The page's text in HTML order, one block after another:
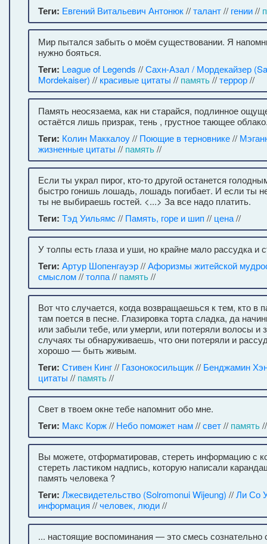
Теги: Евгений Витальевич Антонюк//талант// гении//
Мир пытался забыть о моём существовании. Я
нужно бояться.
Теги: League of Legends //Сахн-Азал / Мордекайзер
Mordekaiser) // красивые цитаты // память//террор//
Память неосязаема, как ни старайся, подлинное
остаётся лишь призрак, тень , грустное тающее
Теги: Колин Маккалоу// Поющие в терновнике//
жизненные цитаты // память//
Если ты украл пирог, кто-то другой останется
быстро гонишь лошадь, лошадь погибает. И если ты
ты не выбираешь гостей. <...> За все надо платить.
Теги: Тэд Уильямс // Память, горе и шип // цена//
У толпы есть глаза и уши, но крайне мало рассудка и
Теги: Артур Шопенгауэр//Афоризмы житейской
смыслом//толпа// память//
Вот что случается, когда возвращаешься к тем, кто в
там поется в песне. Глазировка торта сладка, да
или забыли тебе, или умерли, или потеряли волосы и
случаях ты обнаруживаешь, что они потеряли и
хорошо — быть живым.
Теги: Стивен Кинг// Газонокосильщик// Бенджамин
цитаты // память//
Свет в твоем окне тебе напомнит обо мне.
Теги: Макс Корж// Небо поможет нам//свет// память//
Вы можете, отформатировав, стереть информацию с
стереть ластиком надпись, которую написали
память человека ?
Теги: Лжесвидетельство (Solromonui Wijeung) //Ли Со
информация //человек, люди//
... настоящие воспоминания — это смесь сознательно